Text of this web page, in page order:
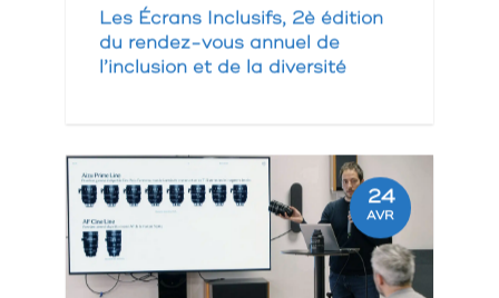
Les Écrans Inclusifs, 2è édition
du rendez-vous annuel de
l’inclusion et de la diversité
24
AVR